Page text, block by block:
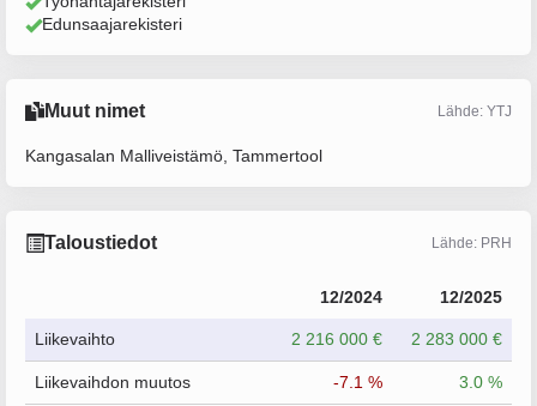
Edunsaajarekisteri
Muut nimet Lähde: YTJ
Kangasalan Malliveistämö, Tammertool
Taloustiedot Lähde: PRH
12/2024 12/2025
Liikevaihto 2 216 000 € 2 283 000 €
Liikevaihdon muutos -7.1 % 3.0 %